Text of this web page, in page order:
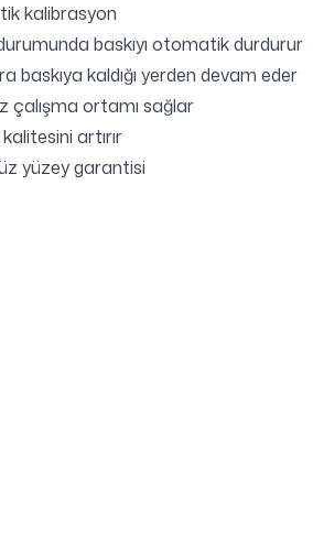
kalibrasyon
baskıyı otomatik durdurur
baskıya kaldığı yerden devam eder
çalışma ortamı sağlar
artırır
yüzey garantisi